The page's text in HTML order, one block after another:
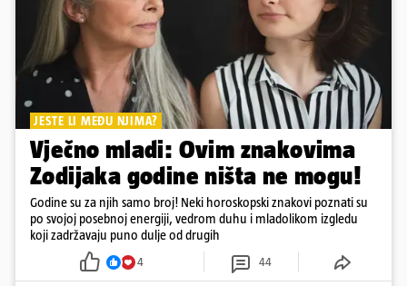
JESTE LI MEĐU NJIMA?
Vječno mladi: Ovim znakovima
Zodijaka godine ništa ne mogu!
Godine su za njih samo broj! Neki horoskopski znakovi poznati su
po svojoj posebnoj energiji, vedrom duhu i mladolikom izgledu
koji zadržavaju puno dulje od drugih
4 44